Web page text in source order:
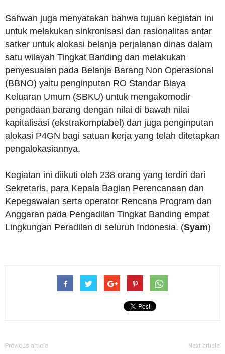
Sahwan juga menyatakan bahwa tujuan kegiatan ini
untuk melakukan sinkronisasi dan rasionalitas antar
satker untuk alokasi belanja perjalanan dinas dalam
satu wilayah Tingkat Banding dan melakukan
penyesuaian pada Belanja Barang Non Operasional
(BBNO) yaitu penginputan RO Standar Biaya
Keluaran Umum (SBKU) untuk mengakomodir
pengadaan barang dengan nilai di bawah nilai
kapitalisasi (ekstrakomptabel) dan juga penginputan
alokasi P4GN bagi satuan kerja yang telah ditetapkan
pengalokasiannya.
Kegiatan ini diikuti oleh 238 orang yang terdiri dari
Sekretaris, para Kepala Bagian Perencanaan dan
Kepegawaian serta operator Rencana Program dan
Anggaran pada Pengadilan Tingkat Banding empat
Lingkungan Peradilan di seluruh Indonesia. (Syam)
Previous article Next article